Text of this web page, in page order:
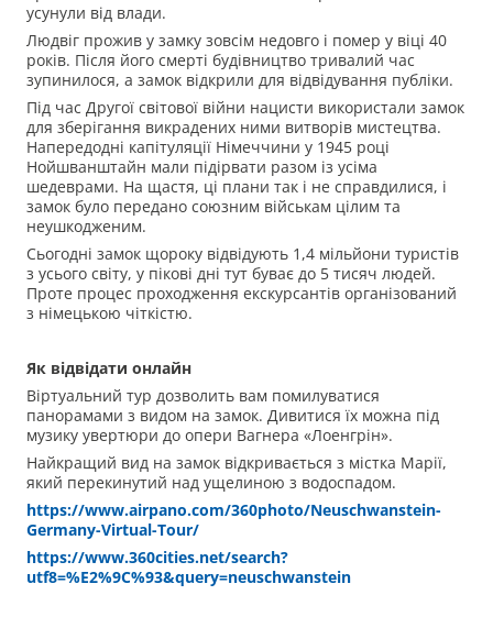
усунули від влади.
Людвіг прожив у замку зовсім недовго і помер у віці 40
років. Після його смерті будівництво тривалий час
зупинилося, а замок відкрили для відвідування публіки.
Під час Другої світової війни нацисти використали замок
для зберігання викрадених ними витворів мистецтва.
Напередодні капітуляції Німеччини у 1945 році
Нойшванштайн мали підірвати разом із усіма
шедеврами. На щастя, ці плани так і не справдилися, і
замок було передано союзним військам цілим та
неушкодженим.
Сьогодні замок щороку відвідують 1,4 мільйони туристів
з усього світу, у пікові дні тут буває до 5 тисяч людей.
Проте процес проходження екскурсантів організований
з німецькою чіткістю.
Як відвідати онлайн
Віртуальний тур дозволить вам помилуватися
панорамами з видом на замок. Дивитися їх можна під
музику увертюри до опери Вагнера «Лоенгрін».
Найкращий вид на замок відкривається з містка Марії,
який перекинутий над ущелиною з водоспадом.
https://www.airpano.com/360photo/Neuschwanstein-
Germany-Virtual-Tour/
https://www.360cities.net/search?
utf8=%E2%9C%93&query=neuschwanstein